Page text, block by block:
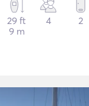
29 ft
9 m
4 2